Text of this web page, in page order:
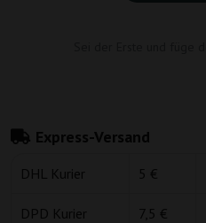
Express-Versand
DHL Kurier 5 €
DPD Kurier 7,5 €